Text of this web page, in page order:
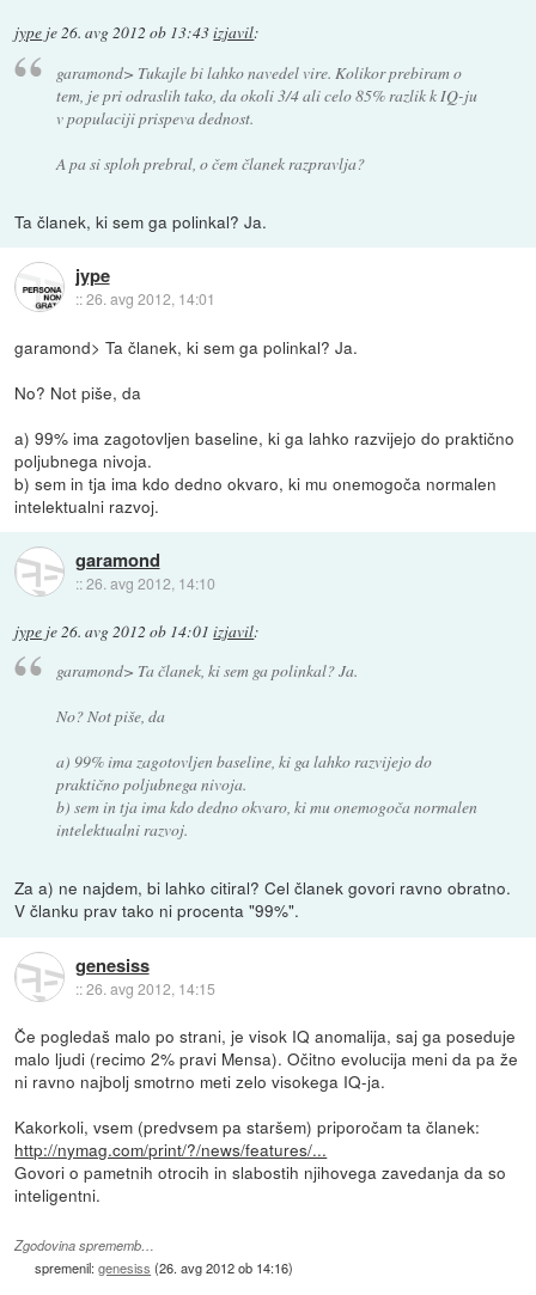
jype je26. avg 2012 ob 13:43izjavil:
garamond> Tukajle bi lahko navedel vire. Kolikor prebiram o
tem, je pri odraslih tako, da okoli 3/4 ali celo 85% razlik k IQ-ju
v populaciji prispeva dednost.
A pa si sploh prebral, o čem članek razpravlja?
Ta članek, ki sem ga polinkal? Ja.
jype
::26. avg 2012, 14:01
garamond> Ta članek, ki sem ga polinkal? Ja.
No? Not piše, da
a) 99% ima zagotovljen baseline, ki ga lahko razvijejo do praktično
poljubnega nivoja.
b) sem in tja ima kdo dedno okvaro, ki mu onemogoča normalen
intelektualni razvoj.
garamond
::26. avg 2012, 14:10
jype je26. avg 2012 ob 14:01 izjavil:
garamond> Ta članek, ki sem ga polinkal? Ja.
No? Not piše, da
a) 99% ima zagotovljen baseline, ki ga lahko razvijejo do
praktično poljubnega nivoja.
b) sem in tja ima kdo dedno okvaro, ki mu onemogoča normalen
intelektualni razvoj.
Za a) ne najdem, bi lahko citiral? Cel članek govori ravno obratno.
V članku prav tako ni procenta "99%".
genesiss
::26. avg 2012, 14:15
Če pogledaš malo po strani, je visok IQ anomalija, saj ga poseduje
malo ljudi (recimo 2% pravi Mensa). Očitno evolucija meni da pa že
ni ravno najbolj smotrno meti zelo visokega IQ-ja.
Kakorkoli, vsem (predvsem pa staršem) priporočam ta članek:
http://nymag.com/print/?/news/features/...
Govori o pametnih otrocih in slabostih njihovega zavedanja da so
inteligentni.
Zgodovina sprememb…
spremenil:genesiss (26. avg 2012 ob 14:16)